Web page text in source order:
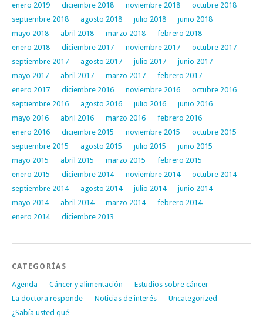
enero 2019
diciembre 2018 noviembre 2018
octubre 2018
septiembre 2018
agosto 2018 julio 2018
junio 2018
mayo 2018
abril 2018 marzo 2018
febrero 2018
enero 2018
diciembre 2017 noviembre 2017
octubre 2017
septiembre 2017
agosto 2017 julio 2017
junio 2017
mayo 2017
abril 2017 marzo 2017
febrero 2017
enero 2017
diciembre 2016 noviembre 2016
octubre 2016
septiembre 2016
agosto 2016 julio 2016
junio 2016
mayo 2016
abril 2016 marzo 2016
febrero 2016
enero 2016
diciembre 2015 noviembre 2015
octubre 2015
septiembre 2015
agosto 2015 julio 2015
junio 2015
mayo 2015
abril 2015 marzo 2015
febrero 2015
enero 2015
diciembre 2014 noviembre 2014
octubre 2014
septiembre 2014
agosto 2014 julio 2014
junio 2014
mayo 2014
abril 2014 marzo 2014
febrero 2014
enero 2014
diciembre 2013
CATEGORÍAS
Agenda Cáncer y alimentación
Estudios sobre cáncer
La doctora responde
Noticias de interés
Uncategorized
¿Sabía usted qué…